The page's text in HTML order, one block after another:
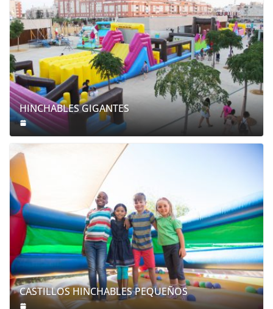
HINCHABLES GIGANTES
CASTILLOS HINCHABLES PEQUEÑOS